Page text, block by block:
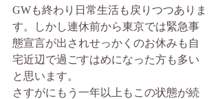
GWも終わり日常生活も戻りつつありま
す。しかし連休前から東京では緊急事
態宣言が出されせっかくのお休みも自
宅近辺で過ごすはめになった方も多い
と思います。
さすがにもう一年以上もこの状態が続